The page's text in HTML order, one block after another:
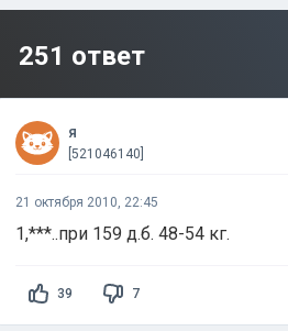
251 ответ
я
[521046140]
21 октября 2010, 22:45
1,***..при 159 д.б. 48-54 кг.
39 7